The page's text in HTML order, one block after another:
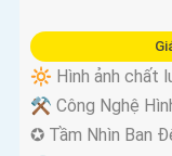
🔆 Hình ảnh chất
⚒ Công Nghệ
✪ Tầm Nhìn Ban